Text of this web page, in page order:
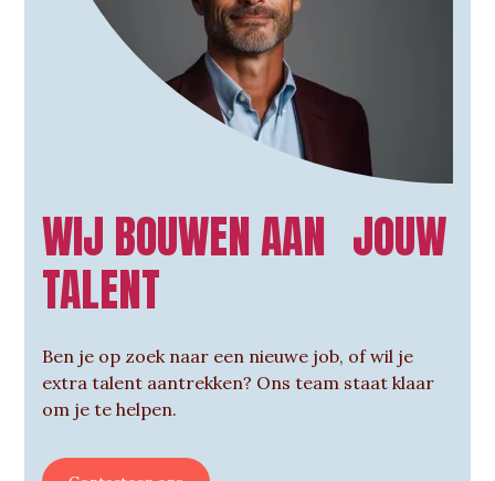
WIJ BOUWEN AAN JOUW
TALENT
Ben je op zoek naar een nieuwe job, of wil je
extra talent aantrekken? Ons team staat klaar
om je te helpen.